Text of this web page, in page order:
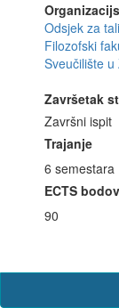
Odsjek za
Filozofski
Sveučilište u
Završetak
Završni ispit
Trajanje
6 semestara
ECTS
90